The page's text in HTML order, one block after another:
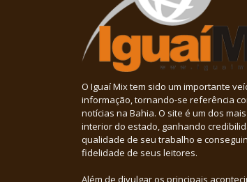
O Iguaí Mix tem sido um importante
informação, tornando-se referência
notícias na Bahia. O site é um dos
interior do estado, ganhando
qualidade de seu trabalho e
fidelidade de seus leitores.
Além de divulgar os principais